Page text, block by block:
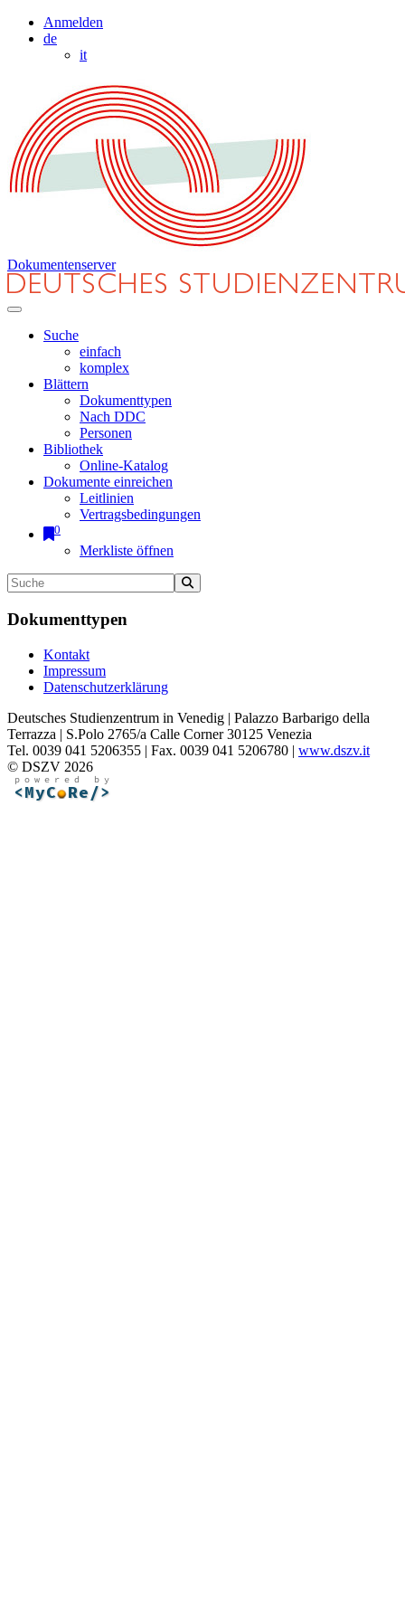
Anmelden
de
it
Dokumentenserver
Suche
einfach
komplex
Blättern
Dokumenttypen
Nach DDC
Personen
Bibliothek
Online-Katalog
Dokumente einreichen
Leitlinien
Vertragsbedingungen
0
Merkliste öffnen
Dokumenttypen
Kontakt
Impressum
Datenschutzerklärung
Deutsches Studienzentrum in Venedig | Palazzo Barbarigo della
Terrazza | S.Polo 2765/a Calle Corner 30125 Venezia
Tel. 0039 041 5206355 | Fax. 0039 041 5206780 | www.dszv.it
© DSZV 2026